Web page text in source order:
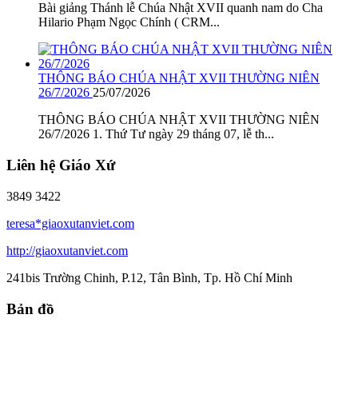
Bài giảng Thánh lễ Chúa Nhật XVII quanh nam do Cha
Hilario Phạm Ngọc Chính ( CRM...
THÔNG BÁO CHÚA NHẬT XVII THƯỜNG NIÊN
26/7/2026 25/07/2026
THÔNG BÁO CHÚA NHẬT XVII THƯỜNG NIÊN
26/7/2026 1. Thứ Tư ngày 29 tháng 07, lễ th...
Liên hệ Giáo Xứ
3849 3422
teresa*giaoxutanviet.com
http://giaoxutanviet.com
241bis Trường Chinh, P.12, Tân Bình, Tp. Hồ Chí Minh
Bản đồ